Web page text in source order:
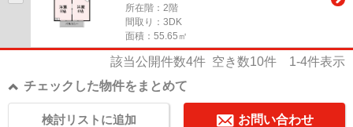
所在階：2階
間取り：3DK
面積：55.65㎡
該当公開件数4件 空き数10件 1-4件表示
チェックした物件をまとめて
お問い合わせ
検討リストに追加